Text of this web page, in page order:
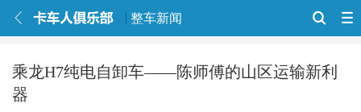
整车新闻
乘龙H7纯电自卸车——陈师傅的山区运输新利
器